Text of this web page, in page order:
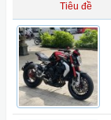
Tiêu đề